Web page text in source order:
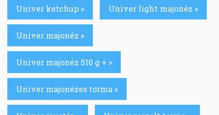
Univer ketchup » Univer light majonéz »
Univer majonéz »
Univer majonéz 510 g + »
Univer majonézes torma »